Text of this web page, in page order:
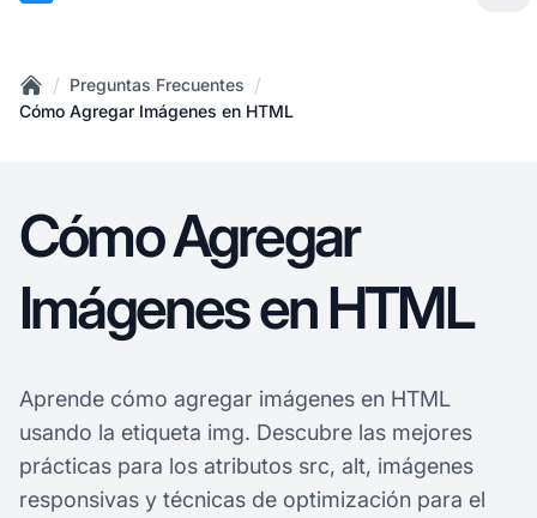
Home
/ Preguntas Frecuentes /
Cómo Agregar Imágenes en HTML
Cómo Agregar
Imágenes en HTML
Aprende cómo agregar imágenes en HTML
usando la etiqueta img. Descubre las mejores
prácticas para los atributos src, alt, imágenes
responsivas y técnicas de optimización para el